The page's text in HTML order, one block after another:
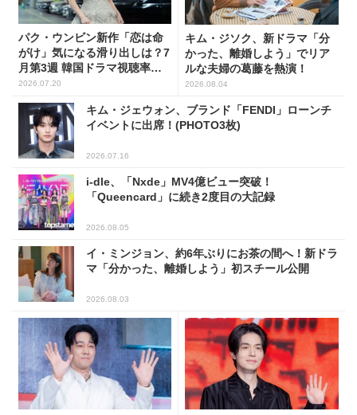
パク・ウンビン新作「恋は命
がけ」気になる滑り出しは？7
月第3週 韓国ドラマ視聴率ラ
ンキング
2026.07.20
キム・ジソク、新ドラマ「分
かった、離婚しよう」でリア
ルな夫婦の葛藤を熱演！
2026.08.04
キム・ジェウォン、ブランド「FENDI」ローンチ
イベントに出席！(PHOTO3枚)
2026.07.16
i-dle、「Nxde」MV4億ビュー突破！
「Queencard」に続き2度目の大記録
2026.08.05
イ・ミンジョン、約6年ぶりにお茶の間へ！新ドラ
マ「分かった、離婚しよう」初スチール公開
2026.08.03